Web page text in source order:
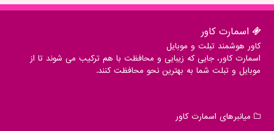
اسمارت كاور
کاور هوشمند تبلت و موبایل
اسمارت کاور، جایی که زیبایی و محافظت با هم ترکیب می شوند تا از
موبایل و تبلت شما به بهترین نحو محافظت کنند.
میانبرهای اسمارت كاور